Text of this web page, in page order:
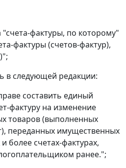
фактуры, по которому"
фактуры (счетов-фактур),
в следующей редакции:
составить единый
фактуру на изменение
товаров (выполненных
переданных имущественных
более счетах-фактурах,
ранее.";